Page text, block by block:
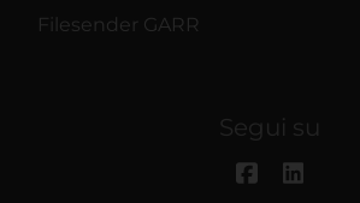
Filesender GARR
Segui su